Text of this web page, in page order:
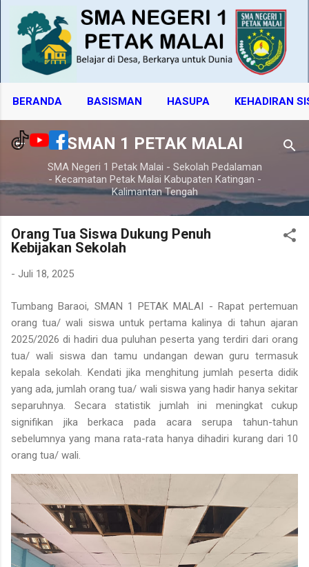
BERANDA BASISMAN HASUPA KEHADIRAN
Langsung ke konten utama
SMAN 1 PETAK MALAI
SMA Negeri 1 Petak Malai - Sekolah Pedalaman
- Kecamatan Petak Malai Kabupaten Katingan -
Kalimantan Tengah
Orang Tua Siswa Dukung Penuh
Kebijakan Sekolah
- Juli 18, 2025
Tumbang Baraoi, SMAN 1 PETAK MALAI - Rapat pertemuan
orang tua/ wali siswa untuk pertama kalinya di tahun ajaran
2025/2026 di hadiri dua puluhan peserta yang terdiri dari orang
tua/ wali siswa dan tamu undangan dewan guru termasuk
kepala sekolah. Kendati jika menghitung jumlah peserta didik
yang ada, jumlah orang tua/ wali siswa yang hadir hanya sekitar
separuhnya. Secara statistik jumlah ini meningkat cukup
signifikan jika berkaca pada acara serupa tahun-tahun
sebelumnya yang mana rata-rata hanya dihadiri kurang dari 10
orang tua/ wali.